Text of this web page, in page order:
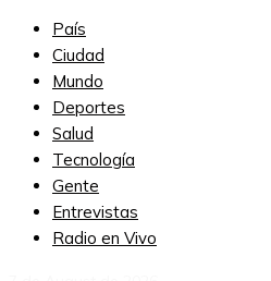
País
Ciudad
Mundo
Deportes
Salud
Tecnología
Gente
Entrevistas
Radio en Vivo